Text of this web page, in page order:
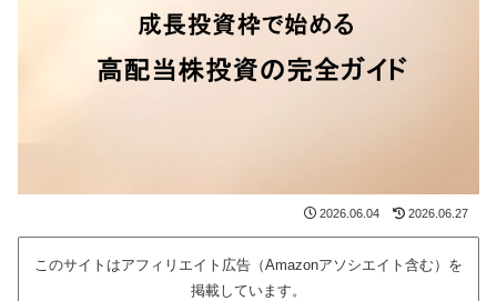
2026.06.04 2026.06.27
このサイトはアフィリエイト広告（Amazonアソシエイト含む）を
掲載しています。